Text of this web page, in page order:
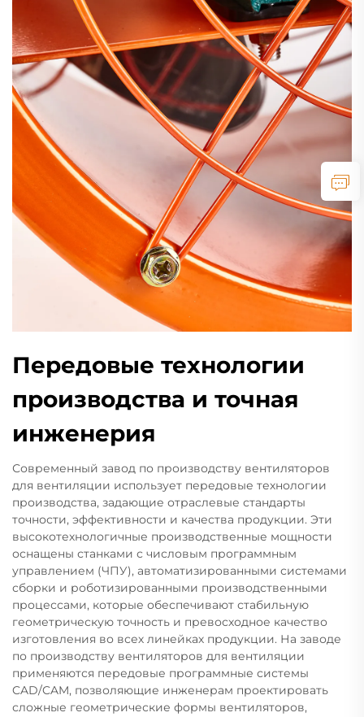
Передовые технологии
производства и точная
инженерия
Современный завод по производству вентиляторов
для вентиляции использует передовые технологии
производства, задающие отраслевые стандарты
точности, эффективности и качества продукции. Эти
высокотехнологичные производственные мощности
оснащены станками с числовым программным
управлением (ЧПУ), автоматизированными системами
сборки и роботизированными производственными
процессами, которые обеспечивают стабильную
геометрическую точность и превосходное качество
изготовления во всех линейках продукции. На заводе
по производству вентиляторов для вентиляции
применяются передовые программные системы
CAD/CAM, позволяющие инженерам проектировать
сложные геометрические формы вентиляторов,